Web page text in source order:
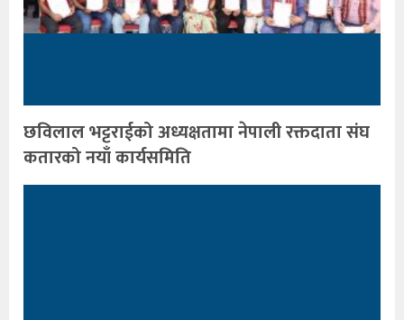
छविलाल भट्टराईको अध्यक्षतामा नेपाली रक्तदाता संघ
कतारको नयाँ कार्यसमिति